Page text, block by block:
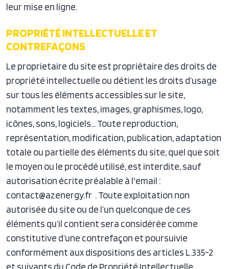
leur mise en ligne.
PROPRIÉTÉ INTELLECTUELLE ET
CONTREFAÇONS
Le proprietaire du site est propriétaire des droits de
propriété intellectuelle ou détient les droits d’usage
sur tous les éléments accessibles sur le site,
notamment les textes, images, graphismes, logo,
icônes, sons, logiciels… Toute reproduction,
représentation, modification, publication, adaptation
totale ou partielle des éléments du site, quel que soit
le moyen ou le procédé utilisé, est interdite, sauf
autorisation écrite préalable à l'email :
contact@azenergy.fr . Toute exploitation non
autorisée du site ou de l’un quelconque de ces
éléments qu’il contient sera considérée comme
constitutive d’une contrefaçon et poursuivie
conformément aux dispositions des articles L.335-2
et suivants du Code de Propriété Intellectuelle.